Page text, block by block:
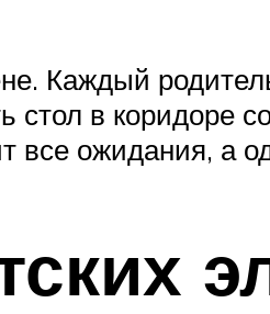
Каждый
стол в коридоре
все ожидания, а